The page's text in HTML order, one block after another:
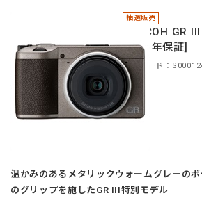
抽選販売
＊RICOH GR
心の3年保証]
商品コード：
温かみのあるメタリックウォームグレーの
のグリップを施したGR III特別モデル